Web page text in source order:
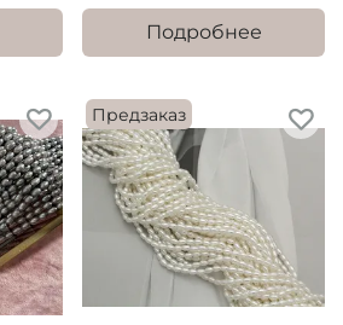
Подробнее
Предзаказ